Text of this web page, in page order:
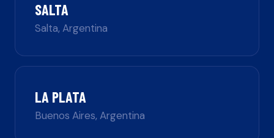
SALTA
Salta,Argentina
LA PLATA
Buenos Aires,Argentina